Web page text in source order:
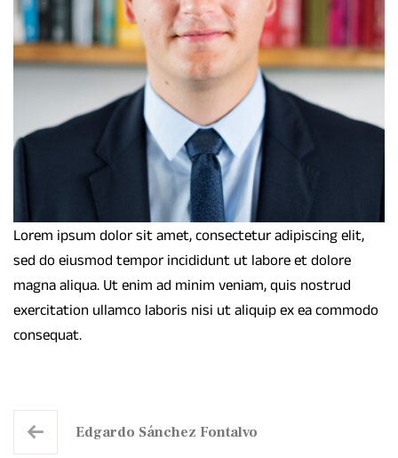
Lorem ipsum dolor sit amet, consectetur adipiscing elit,
sed do eiusmod tempor incididunt ut labore et dolore
magna aliqua. Ut enim ad minim veniam, quis nostrud
exercitation ullamco laboris nisi ut aliquip ex ea commodo
consequat.
Edgardo Sánchez Fontalvo